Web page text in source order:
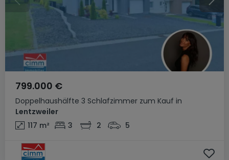
Doppelhaushälfte 3 Schlafzimmer zum Kauf in
Lentzweiler
799.000 €
117 m² 3 2 5